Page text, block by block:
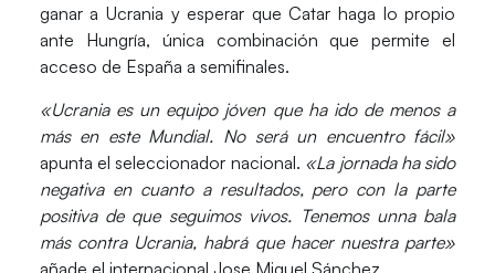
ganar a Ucrania y esperar que Catar haga lo propio
ante Hungría, única combinación que permite el
acceso de España a semifinales.
«Ucrania es un equipo jóven que ha ido de menos a
más en este Mundial. No será un encuentro fácil»
apunta el seleccionador nacional. «La jornada ha sido
negativa en cuanto a resultados, pero con la parte
positiva de que seguimos vivos. Tenemos unna bala
más contra Ucrania, habrá que hacer nuestra parte»
añade el internacional Jose Miguel Sánchez